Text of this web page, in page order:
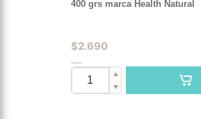
400 grs marca Health Natural
$2.690
▲
▼